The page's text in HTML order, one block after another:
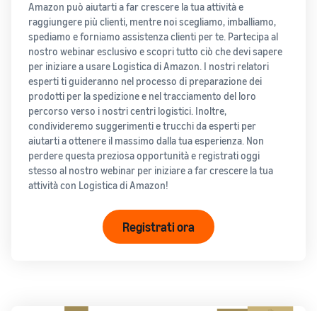
Amazon può aiutarti a far crescere la tua attività e
raggiungere più clienti, mentre noi scegliamo, imballiamo,
spediamo e forniamo assistenza clienti per te. Partecipa al
nostro webinar esclusivo e scopri tutto ciò che devi sapere
per iniziare a usare Logistica di Amazon. I nostri relatori
esperti ti guideranno nel processo di preparazione dei
prodotti per la spedizione e nel tracciamento del loro
percorso verso i nostri centri logistici. Inoltre,
condivideremo suggerimenti e trucchi da esperti per
aiutarti a ottenere il massimo dalla tua esperienza. Non
perdere questa preziosa opportunità e registrati oggi
stesso al nostro webinar per iniziare a far crescere la tua
attività con Logistica di Amazon!
Registrati ora